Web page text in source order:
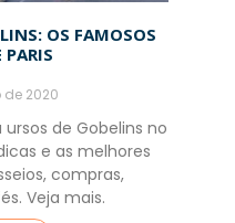
OS FAMOSOS
PARIS
2020
de Gobelins no
e as melhores
compras,
Veja mais.